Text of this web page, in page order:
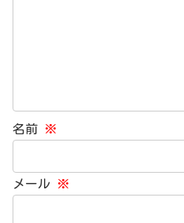
名前 ※
メール ※